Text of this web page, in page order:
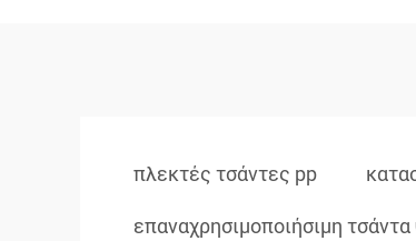
πλεκτές τσάντες pp
επαναχρησιμοποιήσιμη